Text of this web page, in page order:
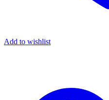
Add to wishlist